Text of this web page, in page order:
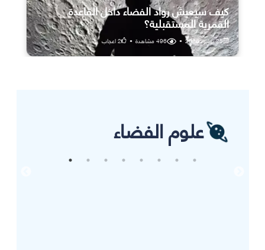
كيف سيعيش رواد الفضاء داخل القاعدة
القمرية المستقبلية؟
25 يوليو، 2026 •
496مشاهدة •
2اعجاب
علوم الفضاء